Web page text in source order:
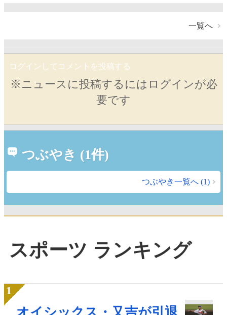
一覧へ
ログインしてコメントを投稿する
※ニュースに投稿するにはログインが必
要です
つぶやき (1件)
つぶやき一覧へ (1)
スポーツ ランキング